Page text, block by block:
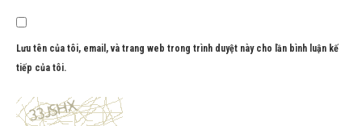
Lưu tên của tôi, email, và trang web trong trình duyệt này cho lần bình luận kế
tiếp của tôi.